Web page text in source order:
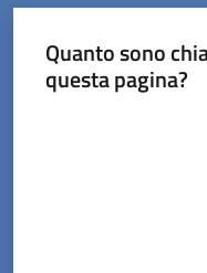
Tossignano
Menu selezionato
Quanto sono
questa pagina?